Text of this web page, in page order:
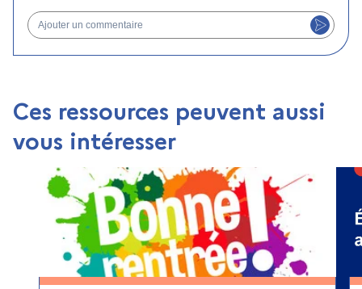
Ajouter un commentaire
Ces ressources peuvent aussi
vous intéresser